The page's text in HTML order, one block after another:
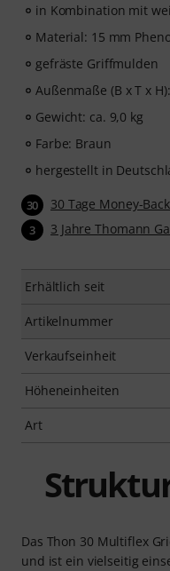
in Kombination mit
Material: 15 mm
gefräste Griffmulden
Außenmaße (B x T x
Gewicht: ca. 9,0 kg
Farbe: Braun
hergestellt in
30 30 Tage Money-
3 3 Jahre Thomann
Erhältlich seit
Artikelnummer
Verkaufseinheit
Höheneinheiten
Art
Das Thon 30 Multiflex
und ist ein vielseitig